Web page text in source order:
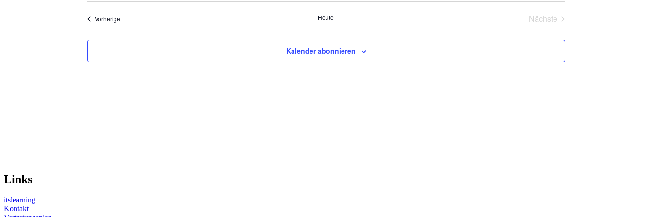
Ansichten,
Navigation
Navigation
VorherigeVeranstaltungen Heute
Nächste
Kalender abonnieren
Links
itslearning
Kontakt